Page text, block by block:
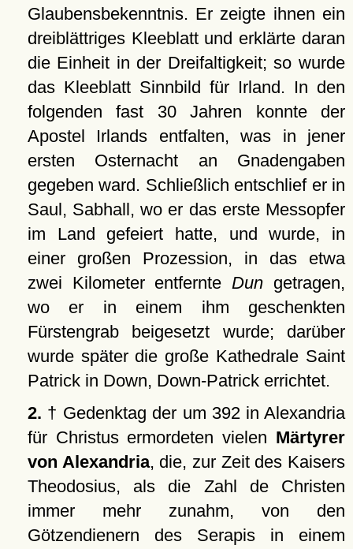
Glaubensbekenntnis. Er zeigte ihnen ein
dreiblättriges Kleeblatt und erklärte daran
die Einheit in der Dreifaltigkeit; so wurde
das Kleeblatt Sinnbild für Irland. In den
folgenden fast 30 Jahren konnte der
Apostel Irlands entfalten, was in jener
ersten Osternacht an Gnadengaben
gegeben ward. Schließlich entschlief er in
Saul, Sabhall, wo er das erste Messopfer
im Land gefeiert hatte, und wurde, in
einer großen Prozession, in das etwa
zwei Kilometer entfernteDun getragen,
wo er in einem ihm geschenkten
Fürstengrab beigesetzt wurde; darüber
wurde später die große Kathedrale Saint
Patrick in Down, Down-Patrick errichtet.
2. † Gedenktag der um 392 in Alexandria
für Christus ermordeten vielen Märtyrer
von Alexandria, die, zur Zeit des Kaisers
Theodosius, als die Zahl de Christen
immer mehr zunahm, von den
Götzendienern des Serapis in einem